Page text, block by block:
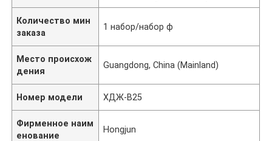
Количество мин
заказа
1 набор/набор ф
Место происхож
дения
Guangdong, China (Mainland)
Номер модели ХДЖ-В25
Фирменное наим
енование
Hongjun